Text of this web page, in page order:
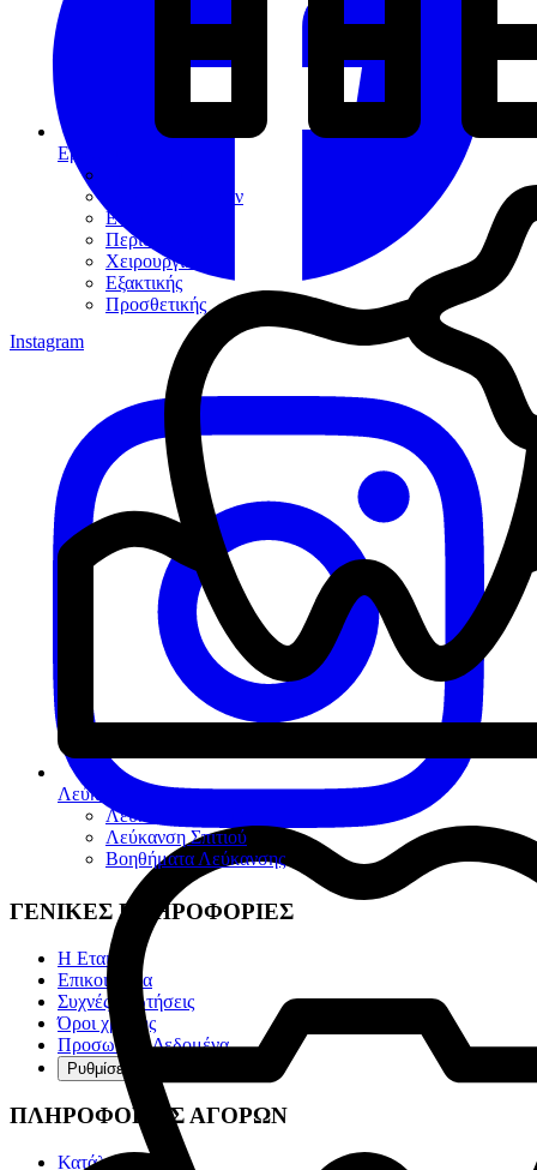
Εργαλεία
Αποκαταστάσεων
Ενδοδοντίας
Περιοδοντίου
Χειρουργικής
Εξακτικής
Προσθετικής
Λεύκανση
Λεύκανση Ιατρείου
Λεύκανση Σπιτιού
Βοηθήματα Λεύκανσης
Instagram
ΓΕΝΙΚΕΣ ΠΛΗΡΟΦΟΡΙΕΣ
Η Εταιρία
Επικοινωνία
Συχνές ερωτήσεις
Όροι χρήσης
Προσωπικά Δεδομένα
Ρυθμίσεις cookies
ΠΛΗΡΟΦΟΡΙΕΣ ΑΓΟΡΩΝ
Κατάλογοι